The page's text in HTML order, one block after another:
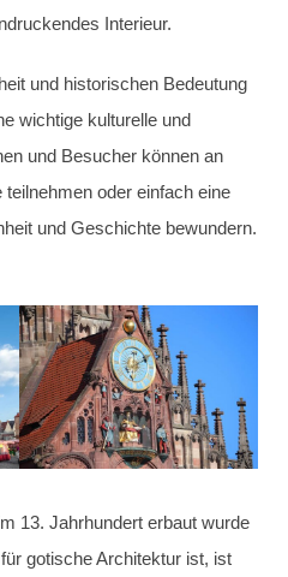
Interieur.
und historischen Bedeutung
wichtige kulturelle und
und Besucher können an
oder einfach eine
und Geschichte bewundern.
13. Jahrhundert erbaut wurde
gotische Architektur ist, ist